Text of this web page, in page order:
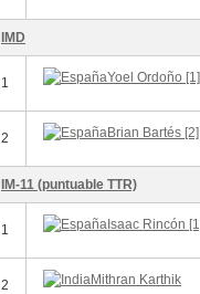
IMD
1 Yoel Ordoño [1]
2 Brian Bartés [2]
IM-11 (puntuable TTR)
1 Isaac Rincón
2 Mithran Karthik